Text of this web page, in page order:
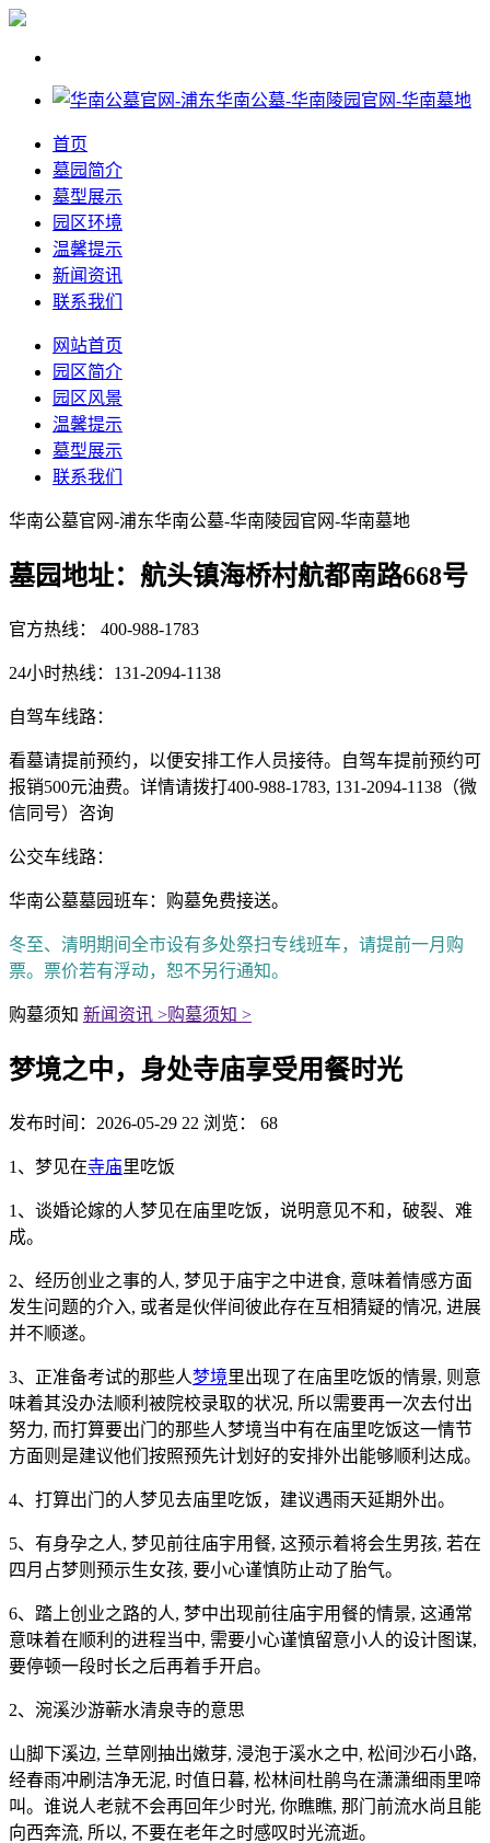
首页
墓园简介
墓型展示
园区环境
温馨提示
新闻资讯
联系我们
网站首页
园区简介
园区风景
温馨提示
墓型展示
联系我们
华南公墓官网-浦东华南公墓-华南陵园官网-华南墓地
墓园地址：航头镇海桥村航都南路668号
官方热线： 400-988-1783
24小时热线：131-2094-1138
自驾车线路：
看墓请提前预约，以便安排工作人员接待。自驾车提前预约可
报销500元油费。详情请拨打400-988-1783, 131-2094-1138（微
信同号）咨询
公交车线路：
华南公墓墓园班车：购墓免费接送。
冬至、清明期间全市设有多处祭扫专线班车，请提前一月购
票。票价若有浮动，恕不另行通知。
购墓须知 新闻资讯 >购墓须知 >
梦境之中，身处寺庙享受用餐时光
发布时间：2026-05-29 22 浏览： 68
1、梦见在寺庙里吃饭
1、谈婚论嫁的人梦见在庙里吃饭，说明意见不和，破裂、难
成。
2、经历创业之事的人, 梦见于庙宇之中进食, 意味着情感方面
发生问题的介入, 或者是伙伴间彼此存在互相猜疑的情况, 进展
并不顺遂。
3、正准备考试的那些人梦境里出现了在庙里吃饭的情景, 则意
味着其没办法顺利被院校录取的状况, 所以需要再一次去付出
努力, 而打算要出门的那些人梦境当中有在庙里吃饭这一情节
方面则是建议他们按照预先计划好的安排外出能够顺利达成。
4、打算出门的人梦见去庙里吃饭，建议遇雨天延期外出。
5、有身孕之人, 梦见前往庙宇用餐, 这预示着将会生男孩, 若在
四月占梦则预示生女孩, 要小心谨慎防止动了胎气。
6、踏上创业之路的人, 梦中出现前往庙宇用餐的情景, 这通常
意味着在顺利的进程当中, 需要小心谨慎留意小人的设计图谋,
要停顿一段时长之后再着手开启。
2、涴溪沙游蕲水清泉寺的意思
山脚下溪边, 兰草刚抽出嫩芽, 浸泡于溪水之中, 松间沙石小路,
经春雨冲刷洁净无泥, 时值日暮, 松林间杜鹃鸟在潇潇细雨里啼
叫。谁说人老就不会再回年少时光, 你瞧瞧, 那门前流水尚且能
向西奔流, 所以, 不要在老年之时感叹时光流逝。